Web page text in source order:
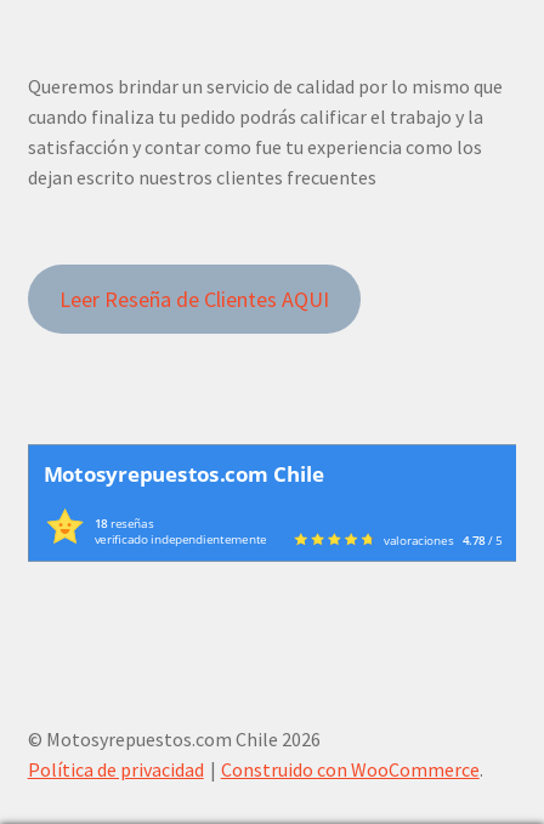
Queremos brindar un servicio de calidad por lo mismo que
cuando finaliza tu pedido podrás calificar el trabajo y la
satisfacción y contar como fue tu experiencia como los
dejan escrito nuestros clientes frecuentes
Leer Reseña de Clientes AQUI
Motosyrepuestos.com Chile
18reseñas
verificado independientemente
valoraciones 4.78/ 5
© Motosyrepuestos.com Chile 2026
Política de privacidad
Construido con WooCommerce.